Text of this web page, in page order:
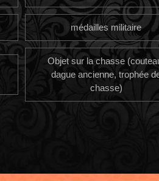
médailles militaire
Objet sur la chasse
dague ancienne, trophée
chasse)